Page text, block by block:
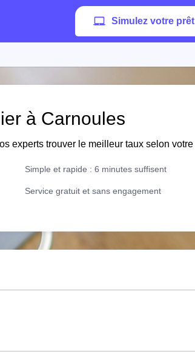
Simulez votre prêt
à Carnoules
experts trouver le meilleur taux selon votre
Simple et rapide : 6 minutes suffisent
Service gratuit et sans engagement